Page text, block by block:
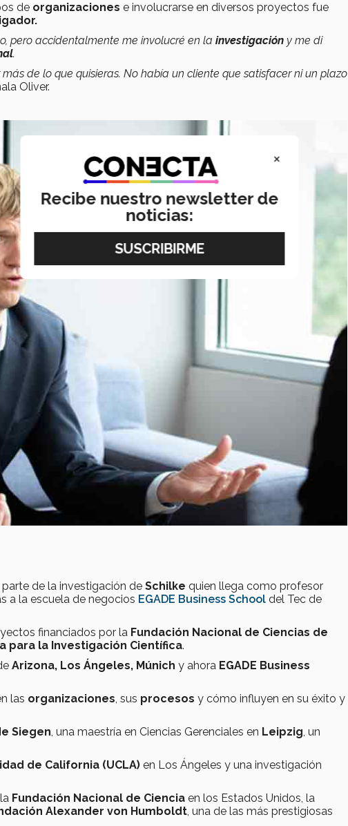
de organizaciones e involucrarse en diversos proyectos fue
pero accidentalmente me involucré en la investigación y me di
.
de lo que quisieras. No había un cliente que satisfacer ni un plazo
Oliver.
parte de la investigación de Schilke quien llega como profesor
a la escuela de negocios EGADE Business School del Tec de
financiados por la Fundación Nacional de Ciencias de
para la Investigación Científica.
Arizona, Los Ángeles, Múnich y ahora EGADE Business
las organizaciones , sus procesos y cómo influyen en su éxito y
Siegen , una maestría en Ciencias Gerenciales en Leipzig , un
de California (UCLA) en Los Ángeles y una investigación
Fundación Nacional de Ciencia en los Estados Unidos, la
Alexander von Humboldt , una de las más prestigiosas
×
Recibe nuestro newsletter de
noticias: